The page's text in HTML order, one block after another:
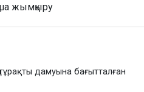
жымқыру
дамуына бағытталған